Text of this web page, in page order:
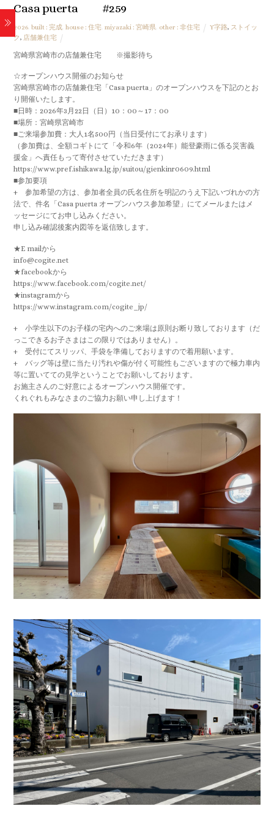
Casa puerta #259
2026 ,built : 完成 ,house : 住宅 ,miyazaki : 宮崎県 other : 非住宅 Y字路, ストイッ
ク, 店舗兼住宅
宮崎県宮崎市の店舗兼住宅 ※撮影待ち
☆オープンハウス開催のお知らせ
宮崎県宮崎市の店舗兼住宅「Casa puerta」のオープンハウスを下記のとお
り開催いたします。
■日時：2026年3月22日（日）10：00～17：00
■場所：宮崎県宮崎市
■ご来場参加費：大人1名500円（当日受付にてお承ります）
（参加費は、全額コギトにて「令和6年（2024年）能登豪雨に係る災害義
援金」へ責任もって寄付させていただきます）
https://www.pref.ishikawa.lg.jp/suitou/gienkinr0609.html
■参加要項
+ 参加希望の方は、参加者全員の氏名住所を明記のうえ下記いづれかの方
法で、件名「Casa puerta オープンハウス参加希望」にてメールまたはメ
ッセージにてお申し込みください。
申し込み確認後案内図等を返信致します。
★E mailから
info@cogite.net
★facebookから
https://www.facebook.com/cogite.net/
★instagramから
https://www.instagram.com/cogite_jp/
+ 小学生以下のお子様の宅内へのご来場は原則お断り致しております（だ
っこできるお子さまはこの限りではありません）。
+ 受付にてスリッパ、手袋を準備しておりますので着用願います。
+ バッグ等は壁に当たり汚れや傷が付く可能性もございますので極力車内
等に置いてての見学ということでお願いしております。
お施主さんのご好意によるオープンハウス開催です。
くれぐれもみなさまのご協力お願い申し上げます！